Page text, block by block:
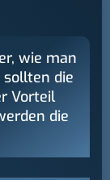
wie man
sollten die
Vorteil
die